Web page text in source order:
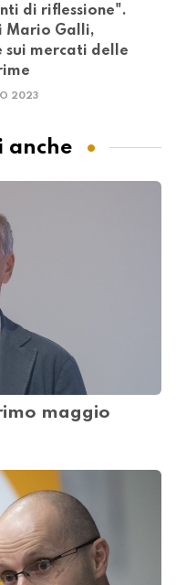
di riflessione".
Mario Galli,
sui mercati delle
2023
anche
maggio